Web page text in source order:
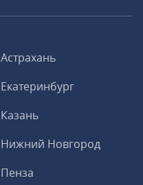
Астрахань
Екатеринбург
Казань
Нижний Новгород
Пенза